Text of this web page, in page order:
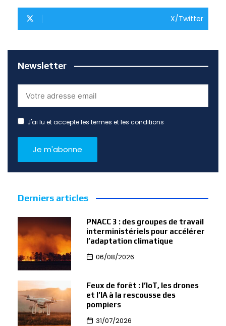
X/Twitter
Newsletter
J'ai lu et accepte les termes et les conditions
Derniers articles
PNACC 3 : des groupes de travail
interministériels pour accélérer
l’adaptation climatique
06/08/2026
Feux de forêt : l’IoT, les drones
et l’IA à la rescousse des
pompiers
31/07/2026